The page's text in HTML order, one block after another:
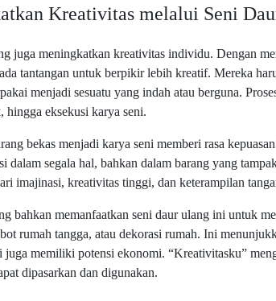
Kreativitas melalui Seni
juga meningkatkan kreativitas individu. Dengan
tantangan untuk berpikir lebih kreatif. Mereka
menjadi sesuatu yang indah atau berguna.
hingga eksekusi karya seni.
bekas menjadi karya seni memberi rasa
dalam segala hal, bahkan dalam barang yang
imajinasi, kreativitas tinggi, dan keterampilan
bahkan memanfaatkan seni daur ulang ini untuk
rumah tangga, atau dekorasi rumah. Ini
juga memiliki potensi ekonomi. “Kreativitasku”
dipasarkan dan digunakan.